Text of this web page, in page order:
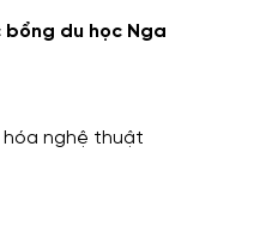
du học Nga
hóa nghệ thuật